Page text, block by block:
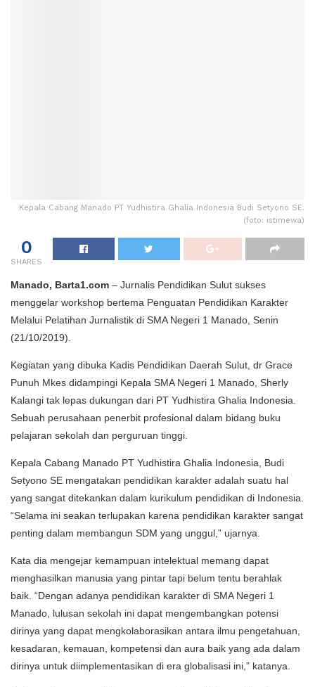
Kepala Cabang Manado PT Yudhistira Ghalia Indonesia Budi Setyono SE.
(foto: istimewa)
0
SHARES
Manado, Barta1.com – Jurnalis Pendidikan Sulut sukses
menggelar workshop bertema Penguatan Pendidikan Karakter
Melalui Pelatihan Jurnalistik di SMA Negeri 1 Manado, Senin
(21/10/2019).
Kegiatan yang dibuka Kadis Pendidikan Daerah Sulut, dr Grace
Punuh Mkes didampingi Kepala SMA Negeri 1 Manado, Sherly
Kalangi tak lepas dukungan dari PT Yudhistira Ghalia Indonesia.
Sebuah perusahaan penerbit profesional dalam bidang buku
pelajaran sekolah dan perguruan tinggi.
Kepala Cabang Manado PT Yudhistira Ghalia Indonesia, Budi
Setyono SE mengatakan pendidikan karakter adalah suatu hal
yang sangat ditekankan dalam kurikulum pendidikan di Indonesia.
“Selama ini seakan terlupakan karena pendidikan karakter sangat
penting dalam membangun SDM yang unggul,” ujarnya.
Kata dia mengejar kemampuan intelektual memang dapat
menghasilkan manusia yang pintar tapi belum tentu berahlak
baik. “Dengan adanya pendidikan karakter di SMA Negeri 1
Manado, lulusan sekolah ini dapat mengembangkan potensi
dirinya yang dapat mengkolaborasikan antara ilmu pengetahuan,
kesadaran, kemauan, kompetensi dan aura baik yang ada dalam
dirinya untuk diimplementasikan di era globalisasi ini,” katanya.